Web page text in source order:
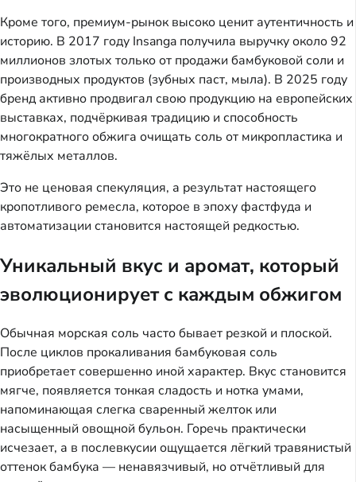
Кроме того, премиум-рынок высоко ценит аутентичность и
историю. В 2017 году Insanga получила выручку около 92
миллионов злотых только от продажи бамбуковой соли и
производных продуктов (зубных паст, мыла). В 2025 году
бренд активно продвигал свою продукцию на европейских
выставках, подчёркивая традицию и способность
многократного обжига очищать соль от микропластика и
тяжёлых металлов.
Это не ценовая спекуляция, а результат настоящего
кропотливого ремесла, которое в эпоху фастфуда и
автоматизации становится настоящей редкостью.
Уникальный вкус и аромат, который
эволюционирует с каждым обжигом
Обычная морская соль часто бывает резкой и плоской.
После циклов прокаливания бамбуковая соль
приобретает совершенно иной характер. Вкус становится
мягче, появляется тонкая сладость и нотка умами,
напоминающая слегка сваренный желток или
насыщенный овощной бульон. Горечь практически
исчезает, а в послевкусии ощущается лёгкий травянистый
оттенок бамбука — ненавязчивый, но отчётливый для